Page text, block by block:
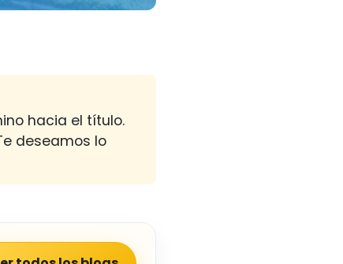
hacia el título.
deseamos lo